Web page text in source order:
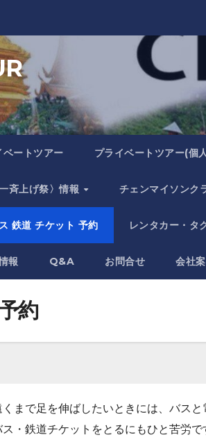
ートツアー プライベートツアー(個
斉上げ祭〉情報 チェンマイソンク
鉄道 チケット 予約 レンタカー・タ
報 Q&A お問合せ 会社
約
まで足を伸ばしたいときには、バスと
・鉄道チケットをとるにもひと苦労で